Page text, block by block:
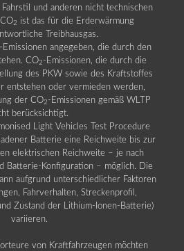
und anderen nicht technischen
2 ist das für die Erderwärmung
Treibhausgas.
-Emissionen angegeben, die durch den
CO2 -Emissionen, die durch die
des PKW sowie des Kraftstoffes
entstehen oder vermieden werden,
der CO2 -Emissionen gemäß WLTP
berücksichtigt.
Light Vehicles Test Procedure
Batterie eine Reichweite bis zur
elektrischen Reichweite – je nach
Batterie-Konfiguration – möglich. Die
aufgrund unterschiedlicher Faktoren
Fahrverhalten, Streckenprofil,
Zustand der Lithium-Ionen-Batterie)
variieren.
von Kraftfahrzeugen möchten